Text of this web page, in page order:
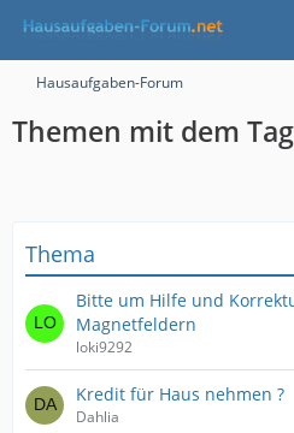
Hausaufgaben-Forum
Themen mit dem
Thema
Bitte um Hilfe und
Magnetfeldern
loki9292
Kredit für Haus nehmen ?
Dahlia